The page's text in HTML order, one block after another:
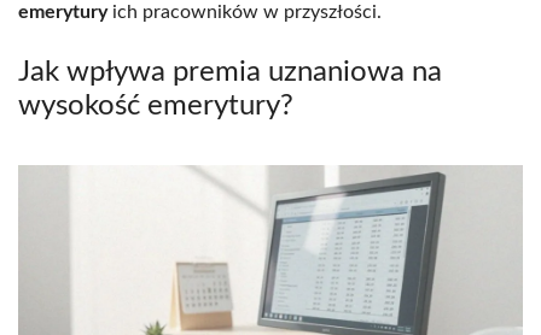
emeryturyich pracowników w przyszłości.
Jak wpływa premia uznaniowa na
wysokość emerytury?